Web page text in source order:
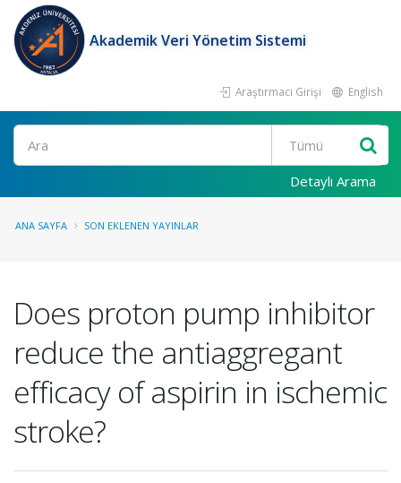
Akademik Veri Yönetim Sistemi
Araştırmacı Girişi English
Ara
Detaylı Arama
ANA SAYFA SON EKLENEN YAYINLAR
Does proton pump inhibitor
reduce the antiaggregant
efficacy of aspirin in ischemic
stroke?